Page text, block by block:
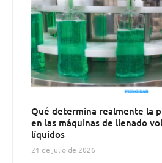
Qué determina realmente la
en las máquinas de llenado
líquidos
21 de julio de 2026